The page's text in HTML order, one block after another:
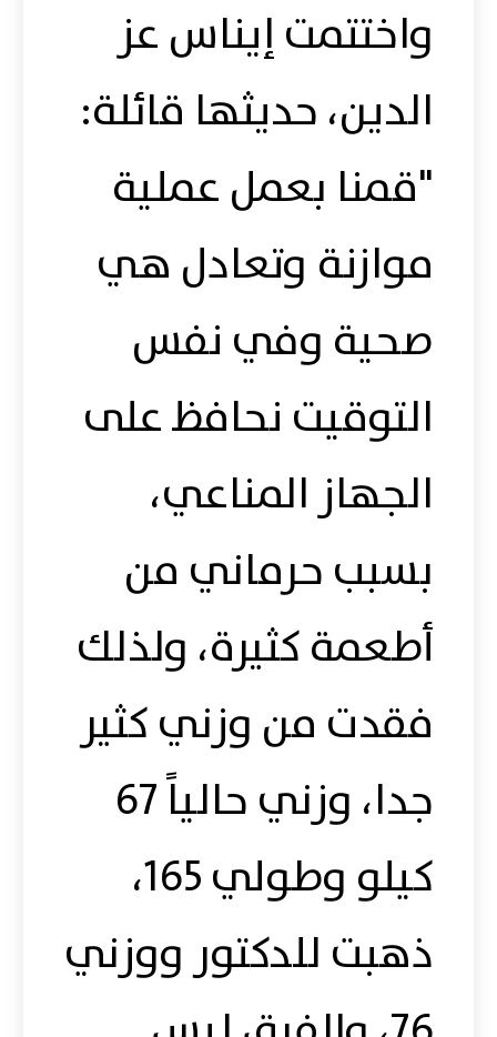
واختتمت إيناس عز
الدين، حديثها قائلة:
"قمنا بعمل عملية
موازنة وتعادل هي
صحية وفي نفس
التوقيت نحافظ على
الجهاز المناعي،
بسبب حرماني من
أطعمة كثيرة، ولذلك
فقدت من وزني كثير
جدا، وزني حالياً 67
كيلو وطولي 165،
ذهبت للدكتور ووزني